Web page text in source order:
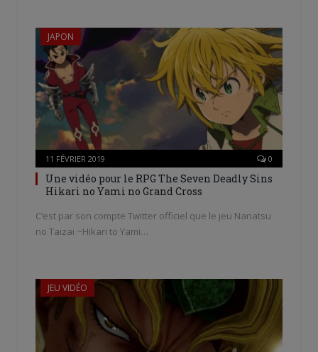
JAPON
11 FÉVRIER 2019 0
Une vidéo pour le RPG The Seven Deadly Sins
Hikari no Yami no Grand Cross
C’est par son compte Twitter officiel que le jeu Nanatsu
no Taizai ~Hikari to Yami…
JEU VIDÉO